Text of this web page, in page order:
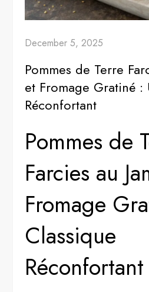
December 5, 2025
Pommes de Terre
et Fromage Gratiné :
Réconfortant
Pommes de
Farcies au
Fromage
Classique
Réconfortant